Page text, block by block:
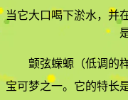
当它大口喝下淤水，并
颤弦蝾螈 （低调的
宝可梦之一。它的特长